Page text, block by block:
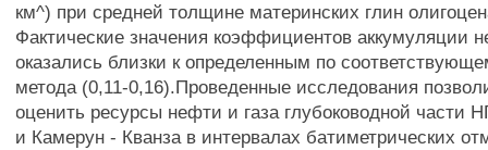
км^) при средней толщине материнских глин
Фактические значения коэффициентов аккумуляции
оказались близки к определенным по
метода (0,11-0,16).Проведенные исследования
оценить ресурсы нефти и газа глубоководной части
и Камерун - Кванза в интервалах батиметрических